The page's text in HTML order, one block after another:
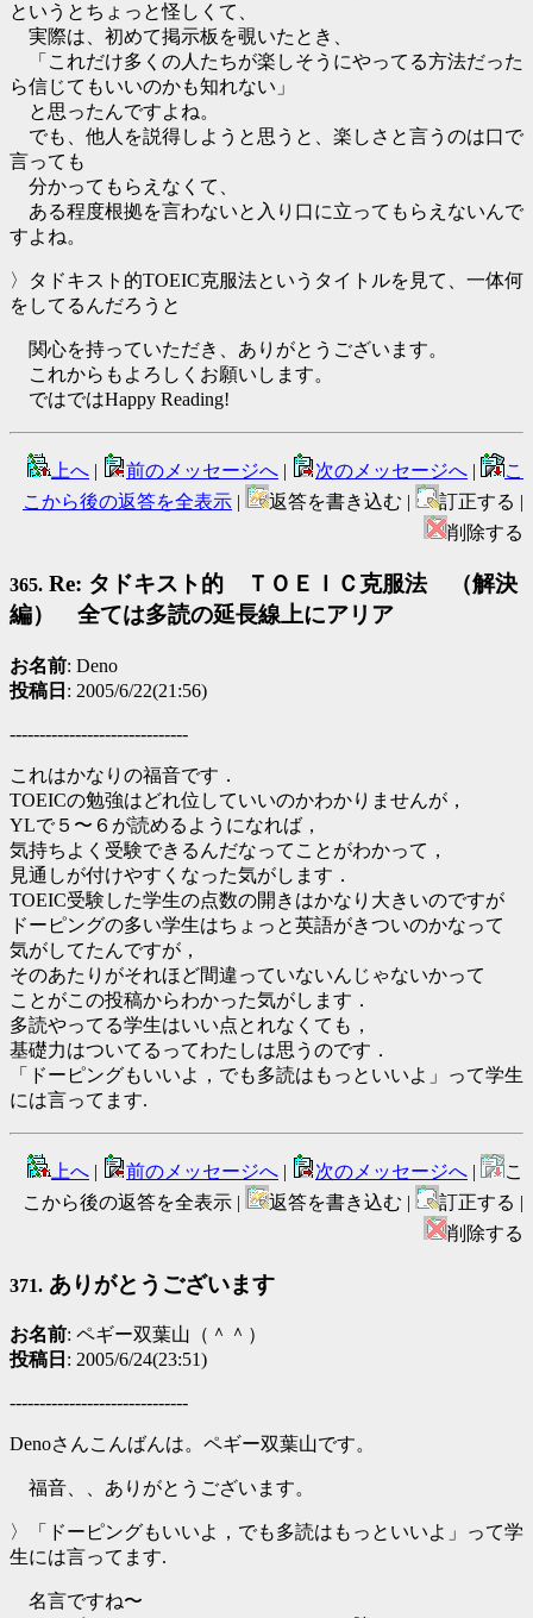
というとちょっと怪しくて、
実際は、初めて掲示板を覗いたとき、
「これだけ多くの人たちが楽しそうにやってる方法だった
ら信じてもいいのかも知れない」
と思ったんですよね。
でも、他人を説得しようと思うと、楽しさと言うのは口で
言っても
分かってもらえなくて、
ある程度根拠を言わないと入り口に立ってもらえないんで
すよね。
〉タドキスト的TOEIC克服法というタイトルを見て、一体何
をしてるんだろうと
関心を持っていただき、ありがとうございます。
これからもよろしくお願いします。
ではではHappy Reading!
上へ | 前のメッセージへ | 次のメッセージへ |
こ
こから後の返答を全表示 | 返答を書き込む |
訂正する |
削除する
365. Re: タドキスト的 ＴＯＥＩＣ克服法 （解決
編） 全ては多読の延長線上にアリア
お名前: Deno
投稿日 : 2005/6/22(21:56)
------------------------------
これはかなりの福音です．
TOEICの勉強はどれ位していいのかわかりませんが，
YLで５〜６が読めるようになれば，
気持ちよく受験できるんだなってことがわかって，
見通しが付けやすくなった気がします．
TOEIC受験した学生の点数の開きはかなり大きいのですが
ドーピングの多い学生はちょっと英語がきついのかなって
気がしてたんですが，
そのあたりがそれほど間違っていないんじゃないかって
ことがこの投稿からわかった気がします．
多読やってる学生はいい点とれなくても，
基礎力はついてるってわたしは思うのです．
「ドーピングもいいよ，でも多読はもっといいよ」って学生
には言ってます.
上へ | 前のメッセージへ | 次のメッセージへ |
こ
こから後の返答を全表示 |
返答を書き込む |
訂正する |
削除する
371. ありがとうございます
お名前: ペギー双葉山（＾＾）
投稿日 : 2005/6/24(23:51)
------------------------------
Denoさんこんばんは。ペギー双葉山です。
福音、、ありがとうございます。
〉「ドーピングもいいよ，でも多読はもっといいよ」って学
生には言ってます.
名言ですね〜